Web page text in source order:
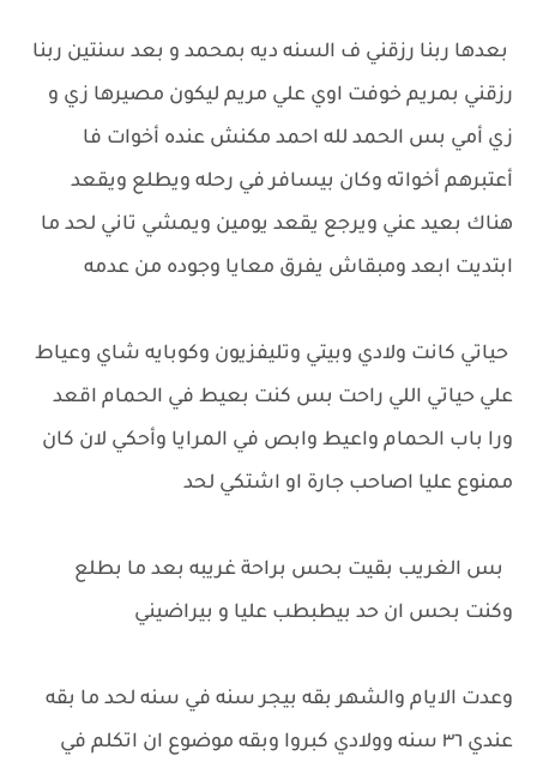
بعدها ربنا رزقني ف السنه ديه بمحمد و بعد سنتين ربنا
رزقني بمريم خوفت اوي علي مريم ليكون مصيرها زي و
زي أمي بس الحمد لله احمد مكنش عنده أخوات فا
أعتبرهم أخواته وكان بيسافر في رحله ويطلع ويقعد
هناك بعيد عني ويرجع يقعد يومين ويمشي تاني لحد ما
ابتديت ابعد ومبقاش يفرق معايا وجوده من عدمه
حياتي كانت ولادي وبيتي وتليفزيون وكوبايه شاي وعياط
علي حياتي اللي راحت بس كنت بعيط في الحمام اقعد
ورا باب الحمام واعيط وابص في المرايا وأحكي لان كان
ممنوع عليا اصاحب جارة او اشتكي لحد
بس الغريب بقيت بحس براحة غريبه بعد ما بطلع
وكنت بحس ان حد بيطبطب عليا و بيراضيني
وعدت الايام والشهر بقه بيجر سنه في سنه لحد ما بقه
عندي ٣٦ سنه وولادي كبروا وبقه موضوع ان اتكلم في